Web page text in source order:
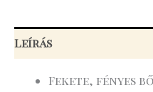
Leírás
Fekete, fényes